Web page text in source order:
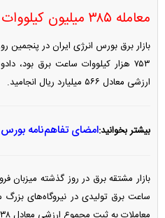
معامله ۳۸۵ میلیون کیلووات ساعت برق
۷۵۳ هزار کیلووات ساعت برق بود،
ارزشی معادل ۵۶۶ میلیارد ریال انجامید.
بیشتر بخوانید:امضای تفاهم‌نامه بورس
ساعت برق تولیدی در نیروگاه‌های